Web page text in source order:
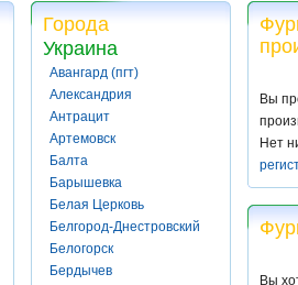
Города
Украина
Авангард (пгт)
Александрия
Антрацит
Артемовск
Балта
Барышевка
Белая Церковь
Белгород-Днестровский
Белогорск
Бердычев
Вы
Нет
Вы